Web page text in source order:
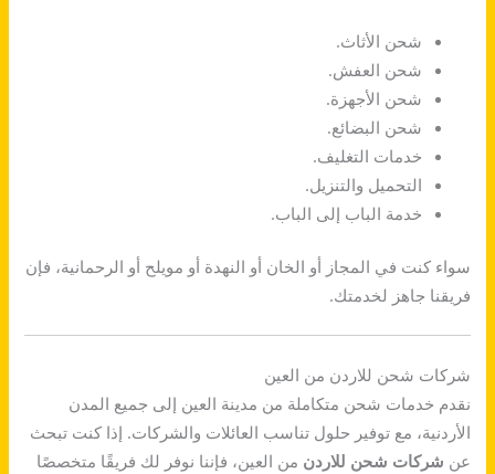
شحن الأثاث.
شحن العفش.
شحن الأجهزة.
شحن البضائع.
خدمات التغليف.
التحميل والتنزيل.
خدمة الباب إلى الباب.
سواء كنت في المجاز أو الخان أو النهدة أو مويلح أو الرحمانية، فإن
فريقنا جاهز لخدمتك.
شركات شحن للاردن من العين
نقدم خدمات شحن متكاملة من مدينة العين إلى جميع المدن
الأردنية، مع توفير حلول تناسب العائلات والشركات. إذا كنت تبحث
عن شركات شحن للاردن من العين، فإننا نوفر لك فريقًا متخصصًا